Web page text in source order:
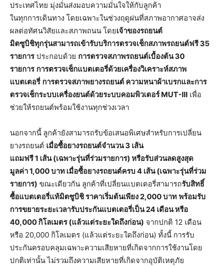
ประเทศไทย มุ่งมั่นส่งมอบความมั่นใจให้กับลูกค้า
ในทุกการเดินทาง โดยเฉพาะในช่วงฤดูฝนที่สภาพอากาศอาจส่ง
ผลต่อทัศนวิสัยและสภาพถนน โดยเจ้าของรถยนต์
มิตซูบิชิทุกรุ่นสามารถเข้ารับบริการตรวจเช็กสภาพรถยนต์ฟรี35
รายการประกอบด้วย การตรวจสภาพรถยนต์เบื้องต้น30
รายการ การตรวจเช็กแบตเตอรี่ด้วยเครื่องวิเคราะห์สภาพ
แบตเตอรี่ การตรวจสภาพยางรถยนต์ ความหนาผ้าเบรกและการ
ตรวจเช็กระบบเครื่องยนต์ด้วยระบบคอมพิวเตอร์MUT-III เพื่อ
ช่วยให้รถยนต์พร้อมใช้งานทุกช่วงเวลา
นอกจากนี้ ลูกค้ายังสามารถรับข้อเสนอพิเศษสำหรับการเปลี่ยน
ยางรถยนต์ เมื่อซื้อยางรถยนต์จำนวน3 เส้น
แถมฟรี 1 เส้น (เฉพาะรุ่นที่ร่วมรายการ) หรือรับส่วนลดสูงสุด
มูลค่า 1,000 บาท เมื่อซื้อยางรถยนต์ครบ 4 เส้น (เฉพาะรุ่นที่ร่วม
รายการ) ขณะเดียวกัน ลูกค้าที่เปลี่ยนแบตเตอรี่สามารถรับสิทธิ์
ซื้อแบตเตอรี่แท้มิตซูบิชิ ราคาเริ่มต้นเพียง2,000 บาท พร้อมรับ
การขยายระยะเวลารับประกันแบตเตอรี่เป็น24 เดือน หรือ
40,000 กิโลเมตร (แล้วแต่ระยะใดถึงก่อน) จากปกติ 12 เดือน
หรือ 20,000 กิโลเมตร (แล้วแต่ระยะใดถึงก่อน) ทั้งนี้ การรับ
ประกันครอบคลุมเฉพาะความเสียหายที่เกิดจากการใช้งานโดย
ปกติเท่านั้น ไม่รวมถึงความเสียหายที่เกิดจากอุบัติเหตุภัย